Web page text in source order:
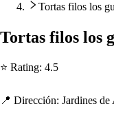
Tortas filos los
Tortas filos los
⭐ Rating: 4.5
📍 Dirección: Jardines de